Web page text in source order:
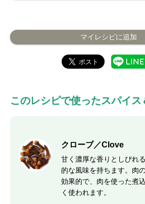
マイレシピに追加
このレシピで使ったスパイス
クローブ／Clove
甘く濃厚な香りとしびれ
的な風味を持ちます。肉
効果的で、肉を使った煮
く使われます。